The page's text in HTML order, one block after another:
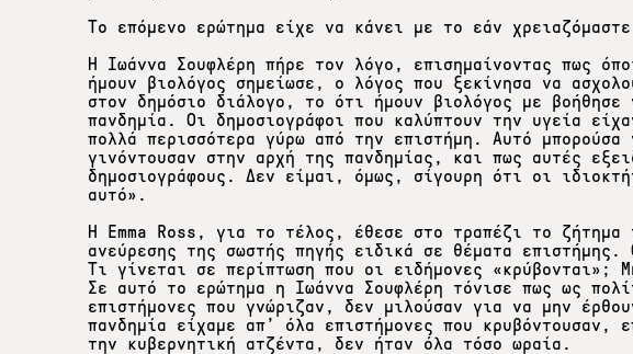
Το επόμενο ερώτημα είχε να κάνει με το εάν
Η Ιωάννα Σουφλέρη πήρε τον λόγο, επισημαίνοντας πως
ήμουν βιολόγος σημείωσε, ο λόγος που ξεκίνησα να
στον δημόσιο διάλογο, το ότι ήμουν βιολόγος με
πανδημία. Οι δημοσιογράφοι που καλύπτουν την υγεία
πολλά περισσότερα γύρω από την επιστήμη. Αυτό
γινόντουσαν στην αρχή της πανδημίας, και πως αυτές
δημοσιογράφους. Δεν είμαι, όμως, σίγουρη ότι οι
αυτό».
Η Emma Ross, για το τέλος, έθεσε στο τραπέζι το
ανεύρεσης της σωστής πηγής ειδικά σε θέματα
Τι γίνεται σε περίπτωση που οι ειδήμονες «κρύβονται»;
Σε αυτό το ερώτημα η Ιωάννα Σουφλέρη τόνισε πως ως
επιστήμονες που γνώριζαν, δεν μιλούσαν για να μην
πανδημία είχαμε απ’ όλα επιστήμονες που κρυβόντουσαν,
την κυβερνητική ατζέντα, δεν ήταν όλα τόσο ωραία.